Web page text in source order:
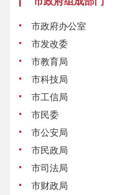
市政府办公室
市发改委
市教育局
市科技局
市工信局
市民委
市公安局
市民政局
市司法局
市财政局